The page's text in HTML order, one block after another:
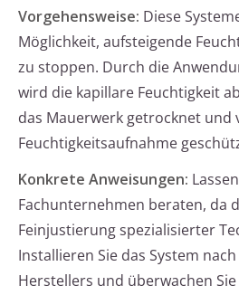
Vorgehensweise: Diese
Möglichkeit, aufsteigende
zu stoppen. Durch die
wird die kapillare Feuchtigkeit
das Mauerwerk getrocknet und
Feuchtigkeitsaufnahme
Konkrete Anweisungen:
Fachunternehmen beraten, da
Feinjustierung spezialisierter
Installieren Sie das System
Herstellers und überwachen